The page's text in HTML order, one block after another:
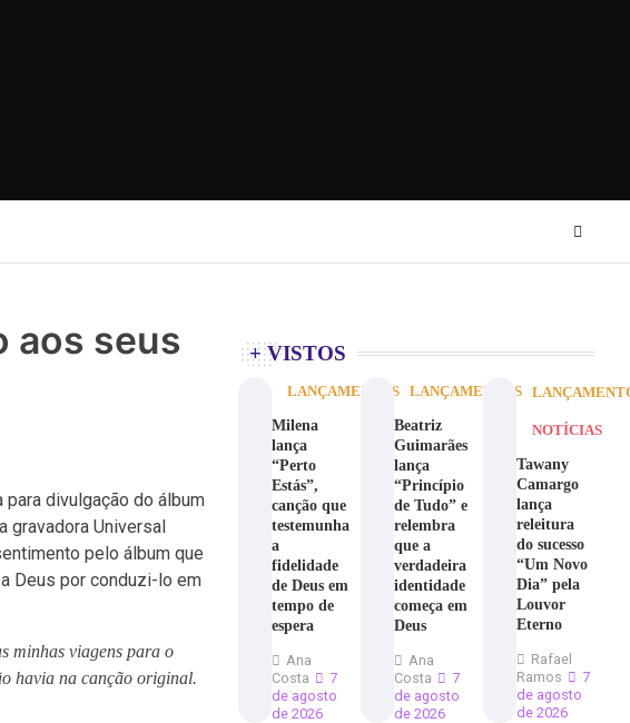
aos seus
para divulgação do álbum
gravadora Universal
pelo álbum que
Deus por conduzi-lo em
minhas viagens para o
havia na canção original.
+ VISTOS
LANÇAMENTOS
Milena
lança
“Perto
Estás”,
canção que
testemunha
a
fidelidade
de Deus em
tempo de
espera
Ana
Costa
7
de agosto
de 2026
LANÇAMENTOS
Beatriz
Guimarães
lança
“Princípio
de Tudo” e
relembra
que a
verdadeira
identidade
começa em
Deus
Ana
Costa
7
de agosto
de 2026
NOTÍCIAS
Tawany
Camargo
lança
releitura
do sucesso
“Um Novo
Dia” pela
Louvor
Eterno
Rafael
Ramos
7
de agosto
de 2026